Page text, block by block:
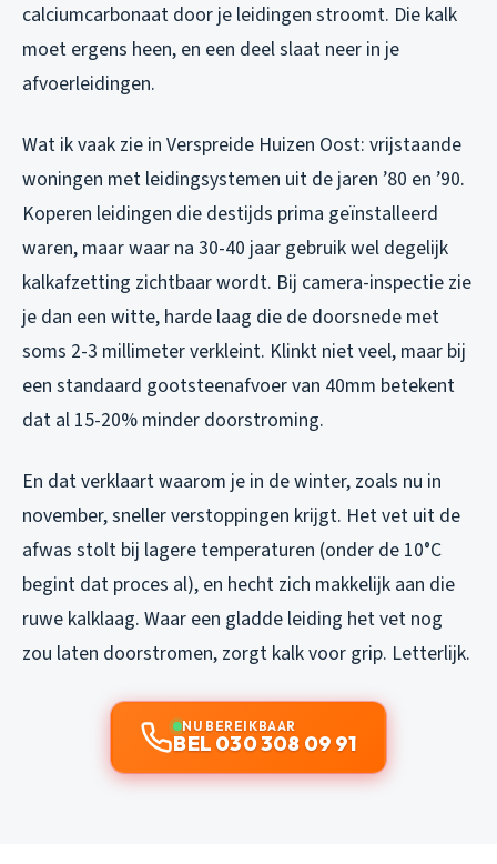
calciumcarbonaat door je leidingen stroomt. Die kalk
moet ergens heen, en een deel slaat neer in je
afvoerleidingen.
Wat ik vaak zie in Verspreide Huizen Oost: vrijstaande
woningen met leidingsystemen uit de jaren ’80 en ’90.
Koperen leidingen die destijds prima geïnstalleerd
waren, maar waar na 30-40 jaar gebruik wel degelijk
kalkafzetting zichtbaar wordt. Bij camera-inspectie zie
je dan een witte, harde laag die de doorsnede met
soms 2-3 millimeter verkleint. Klinkt niet veel, maar bij
een standaard gootsteenafvoer van 40mm betekent
dat al 15-20% minder doorstroming.
En dat verklaart waarom je in de winter, zoals nu in
november, sneller verstoppingen krijgt. Het vet uit de
afwas stolt bij lagere temperaturen (onder de 10°C
begint dat proces al), en hecht zich makkelijk aan die
ruwe kalklaag. Waar een gladde leiding het vet nog
zou laten doorstromen, zorgt kalk voor grip. Letterlijk.
NU BEREIKBAAR
BEL 030 308 09 91